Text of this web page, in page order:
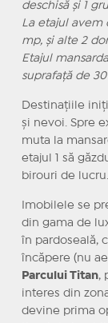
deschisă și 1
La etajul avem
mp, și alte 2
Etajul
suprafață de
Destinațiile
și nevoi. Spre
muta la
etajul 1 să
birouri de lucru.
Imobilele se
din gama de
în pardoseală,
încăpere (nu
Parcului Titan,
interes din
devine prima